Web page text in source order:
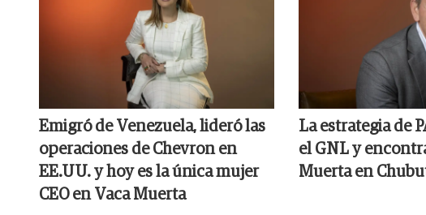
Emigró de Venezuela, lideró las
operaciones de Chevron en
EE.UU. y hoy es la única mujer
CEO en Vaca Muerta
La estrategia de
el GNL y
Muerta en